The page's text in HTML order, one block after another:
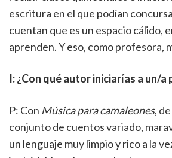
escritura en el que podían
cuentan que es un espacio cálido,
aprenden. Y eso, como profesora,
I: ¿Con qué autor iniciarías a un/a
P: Con Música para camaleones,
conjunto de cuentos variado,
un lenguaje muy limpio y rico a la